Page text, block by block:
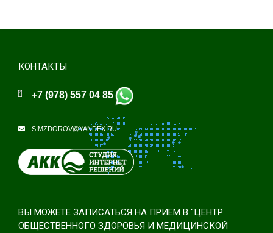
КОНТАКТЫ
+7 (978) 557 04 85
SIMZDOROV@YANDEX.RU
ВЫ МОЖЕТЕ ЗАПИСАТЬСЯ НА ПРИЕМ В "ЦЕНТР
ОБЩЕСТВЕННОГО ЗДОРОВЬЯ И МЕДИЦИНСКОЙ